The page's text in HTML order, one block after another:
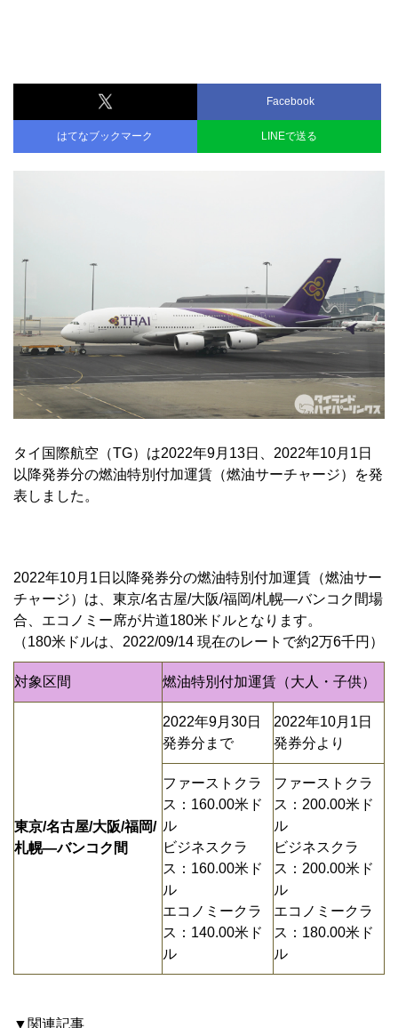
Facebook
はてなブックマーク LINEで送る
タイ国際航空（TG）は2022年9月13日、2022年10月1日
以降発券分の燃油特別付加運賃（燃油サーチャージ）を発
表しました。
2022年10月1日以降発券分の燃油特別付加運賃（燃油サー
チャージ）は、東京/名古屋/大阪/福岡/札幌―バンコク間場
合、エコノミー席が片道180米ドルとなります。
（180米ドルは、2022/09/14 現在のレートで約2万6千円）
対象区間 燃油特別付加運賃（大人・子供）
東京/名古屋/大阪/福岡/
札幌―バンコク間
2022年9月30日
発券分まで
2022年10月1日
発券分より
ファーストクラ
ス：160.00米ド
ル
ビジネスクラ
ス：160.00米ド
ル
エコノミークラ
ス：140.00米ド
ル
ファーストクラ
ス：200.00米ド
ル
ビジネスクラ
ス：200.00米ド
ル
エコノミークラ
ス：180.00米ド
ル
▼関連記事